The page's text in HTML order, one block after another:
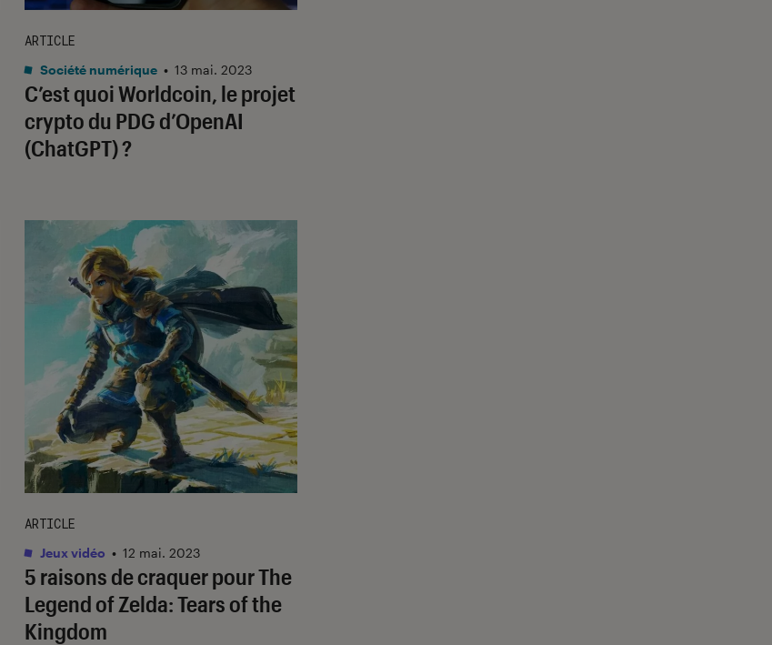
C’est quoi Worldcoin, le projet
crypto du PDG d’OpenAI
(ChatGPT) ?
ARTICLE
Société numérique • 13 mai. 2023
5 raisons de craquer pourThe
Legend of Zelda: Tears of the
Kingdom
ARTICLE
Jeux vidéo • 12 mai. 2023